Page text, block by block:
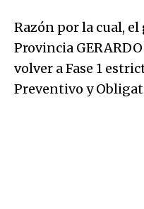
Razón por la cual,
Provincia
volver a Fase 1
Preventivo y